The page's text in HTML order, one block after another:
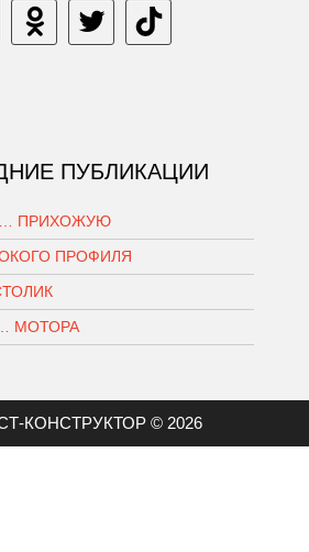
ПУБЛИКАЦИИ
ПРИХОЖУЮ
ПРОФИЛЯ
МОТОРА
КОНСТРУКТОР © 2026